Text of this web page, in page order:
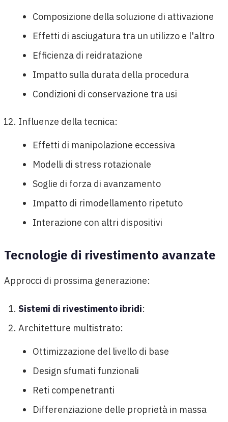
Composizione della soluzione di attivazione
Effetti di asciugatura tra un utilizzo e l'altro
Efficienza di reidratazione
Impatto sulla durata della procedura
Condizioni di conservazione tra usi
Influenze della tecnica:
Effetti di manipolazione eccessiva
Modelli di stress rotazionale
Soglie di forza di avanzamento
Impatto di rimodellamento ripetuto
Interazione con altri dispositivi
Tecnologie di rivestimento avanzate
Approcci di prossima generazione:
Sistemi di rivestimento ibridi:
Architetture multistrato:
Ottimizzazione del livello di base
Design sfumati funzionali
Reti compenetranti
Differenziazione delle proprietà in massa